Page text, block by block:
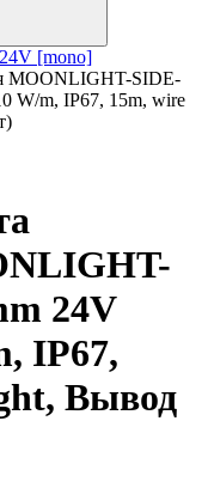
[mono]
MOONLIGHT-SIDE-
W/m, IP67, 15m, wire
24V
IP67,
Вывод